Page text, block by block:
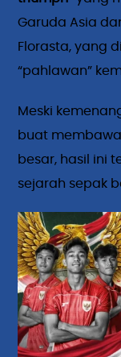
Garuda Asia
Florasta, yang
“pahlawan”
Meski
buat
besar, hasil ini
sejarah sepak